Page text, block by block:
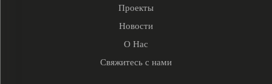
Проекты
Новости
О Нас
Свяжитесь с нами